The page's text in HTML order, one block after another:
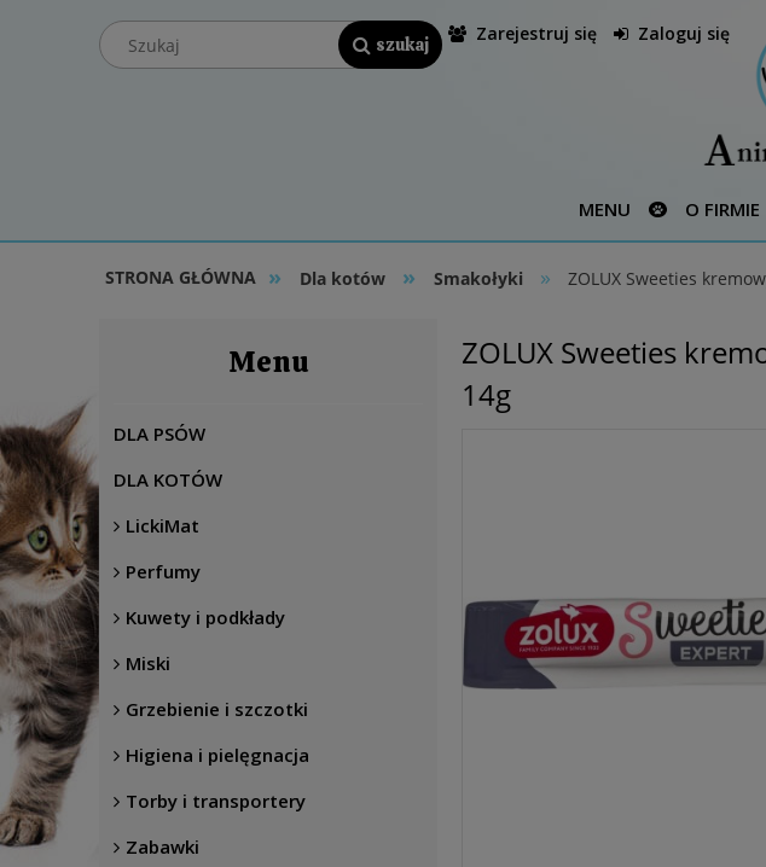
Zarejestruj się Zaloguj się
MENU O FIRMIE
STRONA GŁÓWNA » Dla kotów » Smakołyki » ZOLUX Sweeties
Menu
DLA PSÓW
DLA KOTÓW
LickiMat
Perfumy
Kuwety i podkłady
Miski
Grzebienie i szczotki
Higiena i pielęgnacja
Torby i transportery
Zabawki
ZOLUX Sweeties
14g